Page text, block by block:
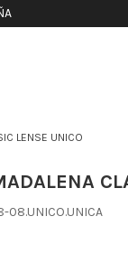
LENSE UNICO
08.UNICO.UNICA